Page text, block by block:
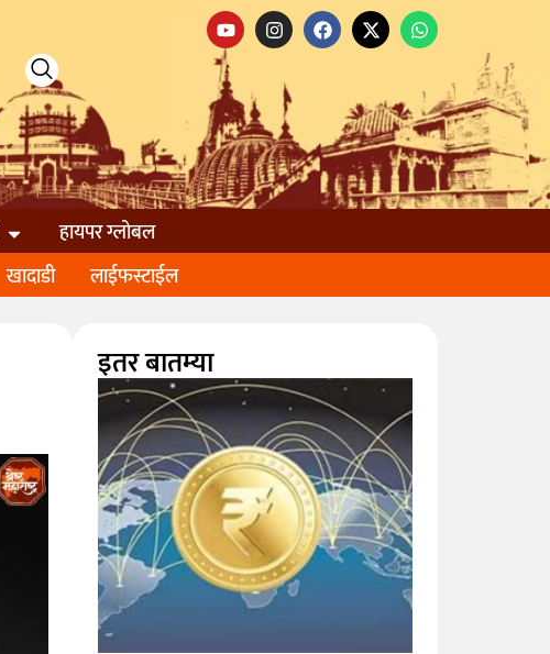
हायपर ग्लोबल
खादाडी लाईफस्टाईल
इतर बातम्या